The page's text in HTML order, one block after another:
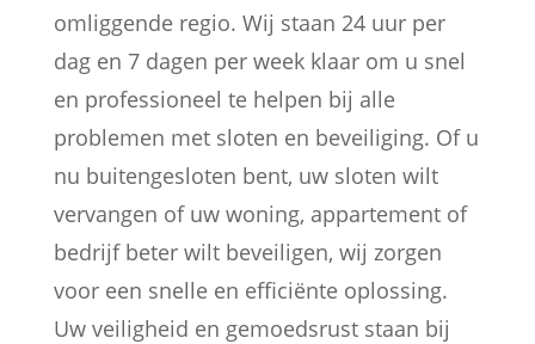
omliggende regio. Wij staan 24 uur per
dag en 7 dagen per week klaar om u snel
en professioneel te helpen bij alle
problemen met sloten en beveiliging. Of u
nu buitengesloten bent, uw sloten wilt
vervangen of uw woning, appartement of
bedrijf beter wilt beveiligen, wij zorgen
voor een snelle en efficiënte oplossing.
Uw veiligheid en gemoedsrust staan bij